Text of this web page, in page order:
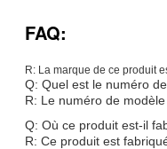
FAQ:
R: La marque de ce produit
Q: Quel est le numéro
R: Le numéro de
Q: Où ce produit est-il
R: Ce produit est